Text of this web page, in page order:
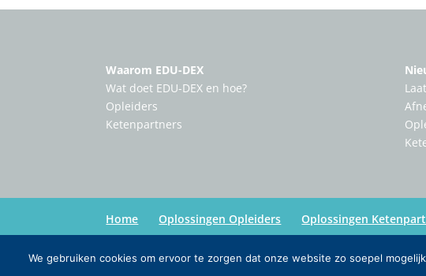
Waarom EDU-DEX
Wat doet EDU-DEX en hoe?
Opleiders
Ketenpartners
Home Oplossingen Opleiders Oplossingen
Copyright:Edu-Dex| Credits:Inmedia
We gebruiken cookies om ervoor te zorgen dat onze website zo soepel